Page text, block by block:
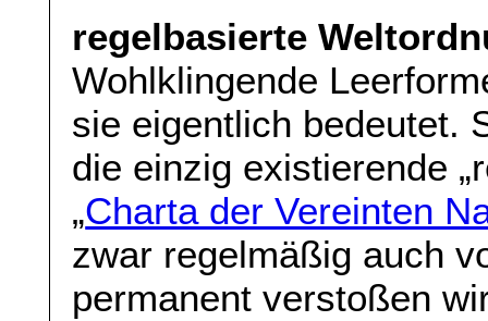
regelbasierte
Wohlklingende
sie eigentlich bedeutet.
die einzig existierende
„Charta der Vereinten
zwar regelmäßig auch
permanent verstoßen